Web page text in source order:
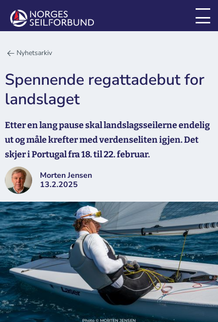
Nyhetsarkiv
Spennende regattadebut for
landslaget
Etter en lang pause skal landslagsseilerne endelig
ut og måle krefter med verdenseliten igjen. Det
skjer i Portugal fra 18. til 22. februar.
Morten Jensen
13.2.2025